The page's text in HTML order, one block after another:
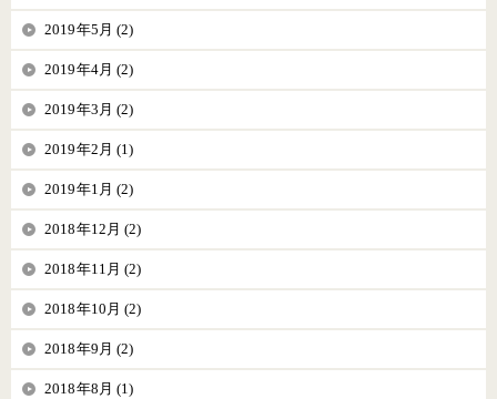
2019年5月 (2)
2019年4月 (2)
2019年3月 (2)
2019年2月 (1)
2019年1月 (2)
2018年12月 (2)
2018年11月 (2)
2018年10月 (2)
2018年9月 (2)
2018年8月 (1)